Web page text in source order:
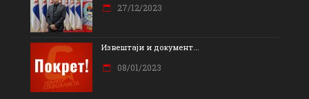
27/12/2023
Извештаји и документ...
08/01/2023